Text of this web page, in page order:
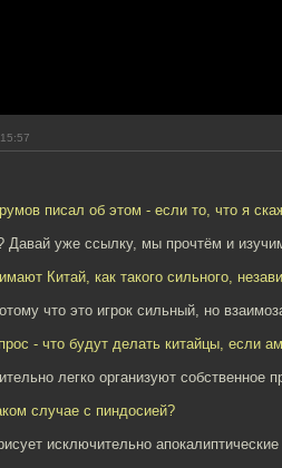
писал об этом - если то, что я
Давай уже ссылку, мы прочтём и
Китай, как такого сильного,
что это игрок сильный, но
- что будут делать китайцы, если
легко организуют собственное
случае с пиндосией?
исключительно